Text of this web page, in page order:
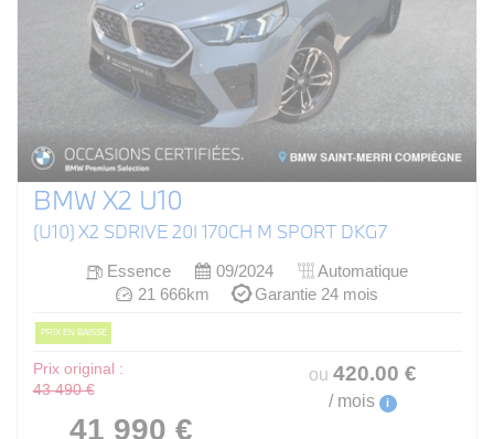
BMW X2 U10
(U10) X2 SDRIVE 20I 170CH M SPORT DKG7
Essence 09/2024
Automatique
21 666km
Garantie 24 mois
PRIX EN BAISSE
Prix original :
43 490 €
41 990 €
ou 420.00 €
/ mois i